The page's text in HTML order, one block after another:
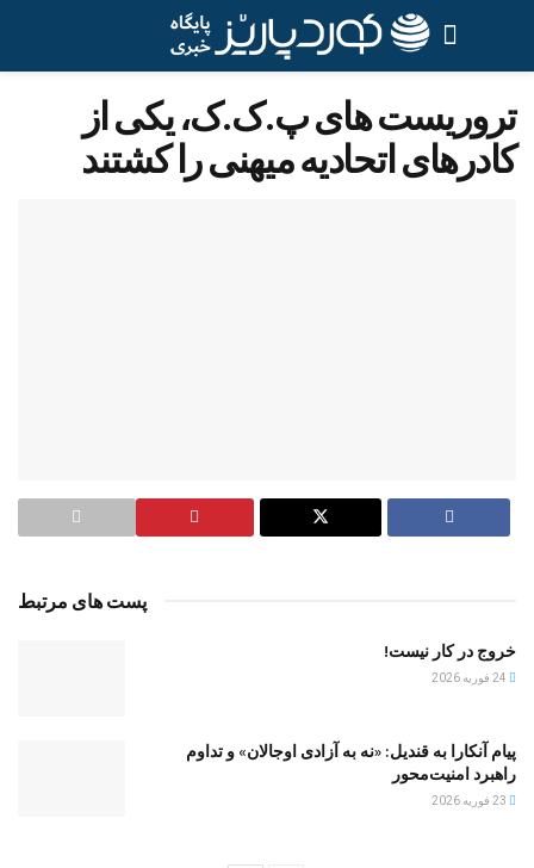
تروریست های پ.ک.ک، یکی از
کادرهای اتحادیه میهنی را کشتند
پست های مرتبط
خروج در کار نیست!
پیام آنکارا به قندیل: «نه به آزادی اوجالان» و تداوم
راهبرد امنیت‌محور